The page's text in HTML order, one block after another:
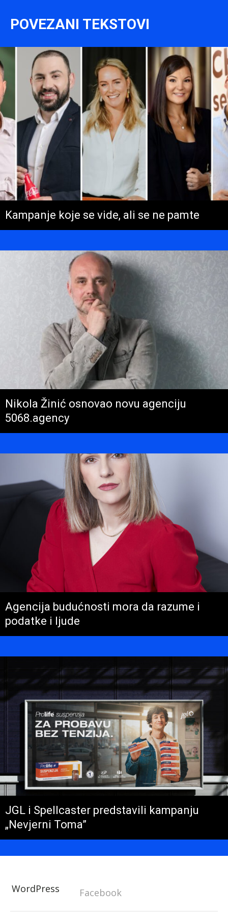
POVEZANI TEKSTOVI
Kampanje koje se vide, ali se ne pamte
Nikola Žinić osnovao novu agenciju
5068.agency
Agencija budućnosti mora da razume i
podatke i ljude
JGL i Spellcaster predstavili kampanju
„Nevjerni Toma”
WordPress Facebook